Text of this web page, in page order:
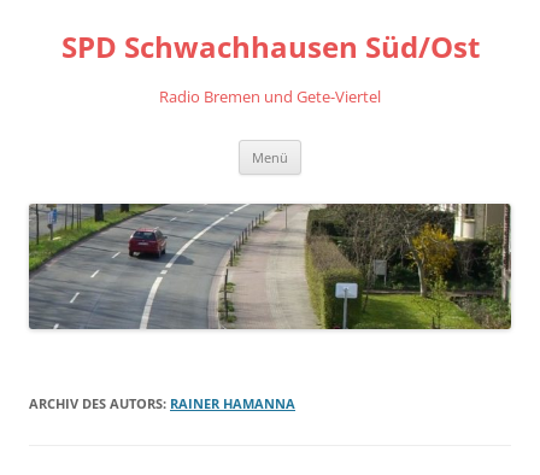
springen
SPD Schwachhausen Süd/Ost
Radio Bremen und Gete-Viertel
Menü
ARCHIV DES AUTORS: RAINER HAMANNA